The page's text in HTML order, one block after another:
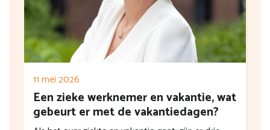
11 mei 2026
Een zieke werknemer en vakantie, wat
gebeurt er met de vakantiedagen?